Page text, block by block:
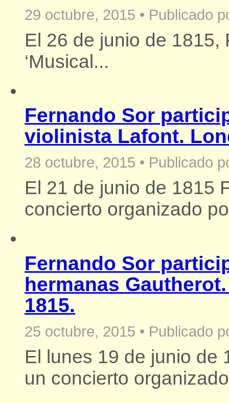
29 octubre, 2015 • Publicado
El 26 de junio de
‘Musical...
Fernando Sor
violinista Lafont.
28 octubre, 2015 • Publicado
El 21 de junio de 1815
concierto organizado
Fernando Sor
hermanas
1815.
25 octubre, 2015 • Publicado
El lunes 19 de junio de
un concierto